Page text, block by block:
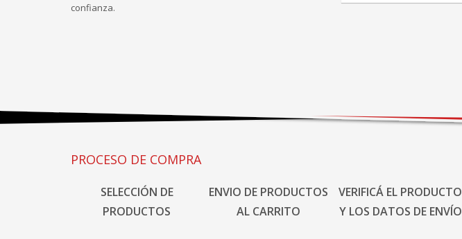
confianza.
PROCESO DE COMPRA
SELECCIÓN DE
PRODUCTOS
ENVIO DE PRODUCTOS
AL CARRITO
VERIFICÁ EL PRODUCTO
Y LOS DATOS DE ENVÍO